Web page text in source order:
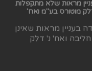
מראות שלא מתקפלות
בעניין מראות שאינן
כראוי ת"צ 11165-12-21: חליבה ואח' נ' דלק